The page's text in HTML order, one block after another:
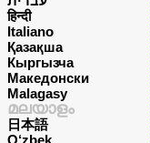
हिन्दी
Italiano
Қазақша
Кыргызча
Македонски
Malagasy
മലയാളം
日本語
O‘zbek